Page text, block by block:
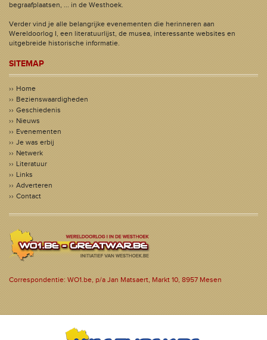
begraafplaatsen, ... in de Westhoek.
Verder vind je alle belangrijke evenementen die herinneren aan
Wereldoorlog I, een literatuurlijst, de musea, interessante websites en
uitgebreide historische informatie.
SITEMAP
Home
Bezienswaardigheden
Geschiedenis
Nieuws
Evenementen
Je was erbij
Netwerk
Literatuur
Links
Adverteren
Contact
Correspondentie: WO1.be, p/a Jan Matsaert, Markt 10, 8957 Mesen